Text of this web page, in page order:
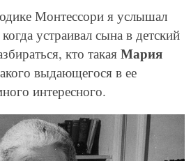
Монтессори я услышал
устраивал сына в детский
кто такая Мария
выдающегося в ее
интересного.